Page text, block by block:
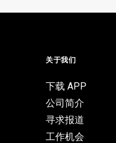
关于我们
下载 APP
公司简介
寻求报道
工作机会